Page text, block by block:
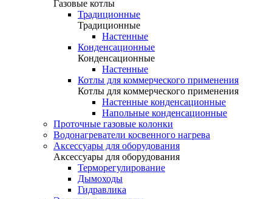
Газовые котлы
Традиционные
Традиционные
Настенные
Конденсационные
Конденсационные
Настенные
Котлы для коммерческого применения
Котлы для коммерческого применения
Настенные конденсационные
Напольные конденсационные
Проточные газовые колонки
Водонагреватели косвенного нагрева
Аксессуары для оборудования
Аксессуары для оборудования
Терморегулирование
Дымоходы
Гидравлика